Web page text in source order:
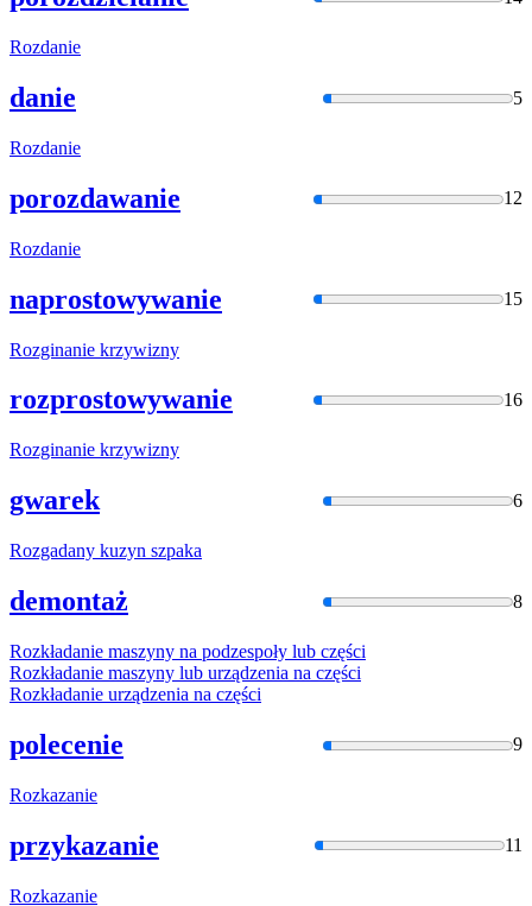
Rozdanie
danie 5
Rozdanie
porozdawanie 12
Rozdanie
naprostowywanie 15
Rozginanie krzywizny
rozprostowywanie 16
Rozginanie krzywizny
gwarek 6
Rozgadany kuzyn szpaka
demontaż 8
Rozkładanie maszyny na podzespoły lub części
Rozkładanie maszyny lub urządzenia na części
Rozkładanie urządzenia na części
polecenie 9
Rozkazanie
przykazanie 11
Rozkazanie